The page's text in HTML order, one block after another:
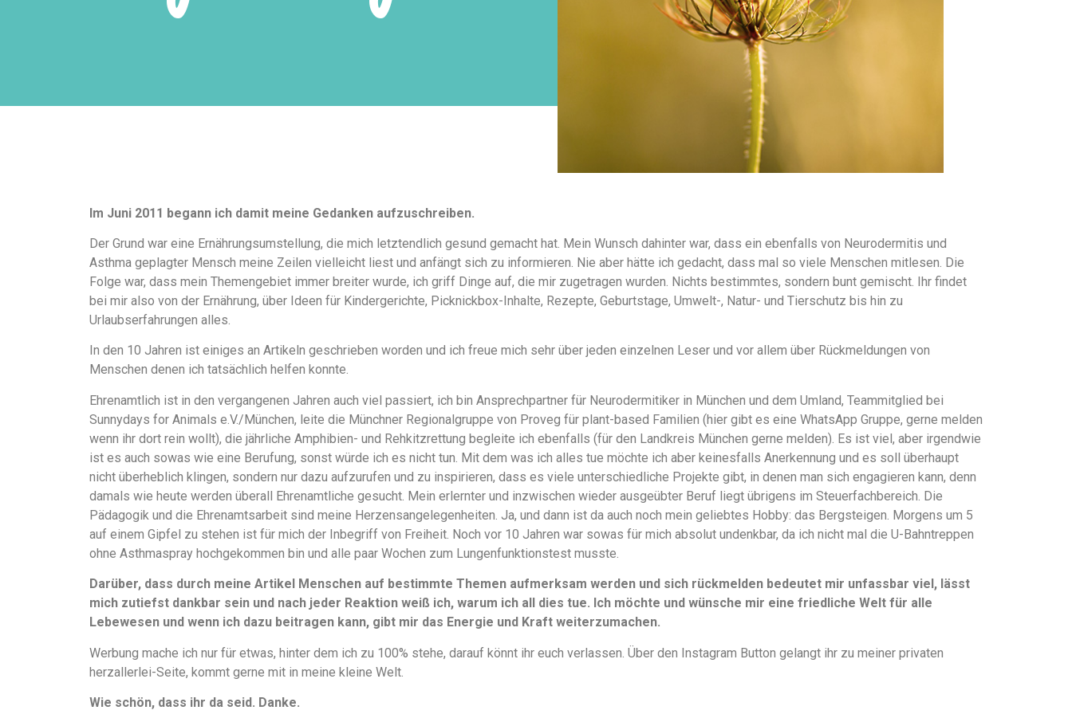
Im Juni 2011 begann ich damit meine Gedanken aufzuschreiben.
Der Grund war eine Ernährungsumstellung, die mich letztendlich gesund gemacht hat. Mein Wunsch dahinter war, dass ein ebenfalls von Neurodermitis und
Asthma geplagter Mensch meine Zeilen vielleicht liest und anfängt sich zu informieren. Nie aber hätte ich gedacht, dass mal so viele Menschen mitlesen. Die
Folge war, dass mein Themengebiet immer breiter wurde, ich griff Dinge auf, die mir zugetragen wurden. Nichts bestimmtes, sondern bunt gemischt. Ihr findet
bei mir also von der Ernährung, über Ideen für Kindergerichte, Picknickbox-Inhalte, Rezepte, Geburtstage, Umwelt-, Natur- und Tierschutz bis hin zu
Urlaubserfahrungen alles.
In den 10 Jahren ist einiges an Artikeln geschrieben worden und ich freue mich sehr über jeden einzelnen Leser und vor allem über Rückmeldungen von
Menschen denen ich tatsächlich helfen konnte.
Ehrenamtlich ist in den vergangenen Jahren auch viel passiert, ich bin Ansprechpartner für Neurodermitiker in München und dem Umland, Teammitglied bei
Sunnydays for Animals e.V./München, leite die Münchner Regionalgruppe von Proveg für plant-based Familien (hier gibt es eine WhatsApp Gruppe, gerne melden
wenn ihr dort rein wollt), die jährliche Amphibien- und Rehkitzrettung begleite ich ebenfalls (für den Landkreis München gerne melden). Es ist viel, aber irgendwie
ist es auch sowas wie eine Berufung, sonst würde ich es nicht tun. Mit dem was ich alles tue möchte ich aber keinesfalls Anerkennung und es soll überhaupt
nicht überheblich klingen, sondern nur dazu aufzurufen und zu inspirieren, dass es viele unterschiedliche Projekte gibt, in denen man sich engagieren kann, denn
damals wie heute werden überall Ehrenamtliche gesucht. Mein erlernter und inzwischen wieder ausgeübter Beruf liegt übrigens im Steuerfachbereich. Die
Pädagogik und die Ehrenamtsarbeit sind meine Herzensangelegenheiten. Ja, und dann ist da auch noch mein geliebtes Hobby: das Bergsteigen. Morgens um 5
auf einem Gipfel zu stehen ist für mich der Inbegriff von Freiheit. Noch vor 10 Jahren war sowas für mich absolut undenkbar, da ich nicht mal die U-Bahntreppen
ohne Asthmaspray hochgekommen bin und alle paar Wochen zum Lungenfunktionstest musste.
Darüber, dass durch meine Artikel Menschen auf bestimmte Themen aufmerksam werden und sich rückmelden bedeutet mir unfassbar viel, lässt
mich zutiefst dankbar sein und nach jeder Reaktion weiß ich, warum ich all dies tue. Ich möchte und wünsche mir eine friedliche Welt für alle
Lebewesen und wenn ich dazu beitragen kann, gibt mir das Energie und Kraft weiterzumachen.
Werbung mache ich nur für etwas, hinter dem ich zu 100% stehe, darauf könnt ihr euch verlassen. Über den Instagram Button gelangt ihr zu meiner privaten
herzallerlei-Seite, kommt gerne mit in meine kleine Welt.
Wie schön, dass ihr da seid. Danke.